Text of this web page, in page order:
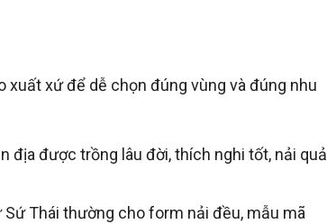
xứ để dễ chọn đúng vùng và đúng nhu
địa được trồng lâu đời, thích nghi tốt, nải quả
Thái thường cho form nải đều, mẫu mã